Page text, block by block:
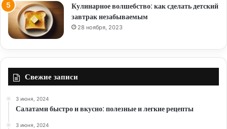
Кулинарное волшебство: как сделать детский
завтрак незабываемым
28 ноября, 2023
Свежие записи
3 июня, 2024
Салатами быстро и вкусно: полезные и легкие рецепты
3 июня, 2024